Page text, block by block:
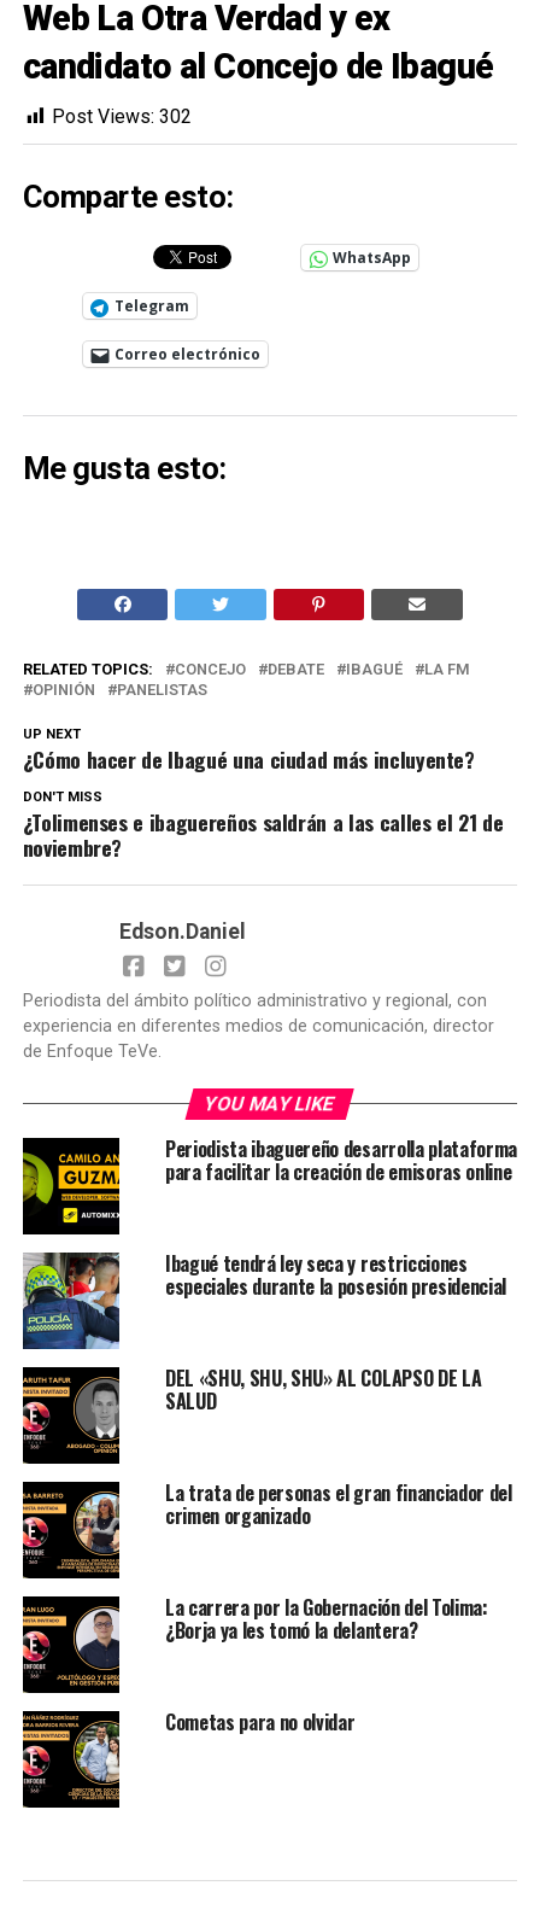
Web La Otra Verdad y ex
candidato al Concejo de Ibagué
Post Views: 302
Comparte esto:
WhatsApp
Telegram
Correo electrónico
Me gusta esto:
RELATED TOPICS: CONCEJO DEBATE IBAGUÉ
LA FM
OPINIÓN
PANELISTAS
UP NEXT
¿Cómo hacer de Ibagué una ciudad más incluyente?
DON'T MISS
¿Tolimenses e ibaguereños saldrán a las calles el 21 de
noviembre?
Edson.Daniel
Periodista del ámbito político administrativo y regional, con
experiencia en diferentes medios de comunicación, director
de Enfoque TeVe.
YOU MAY LIKE
Periodista ibaguereño desarrolla plataforma
para facilitar la creación de emisoras online
Ibagué tendrá ley seca y restricciones
especiales durante la posesión presidencial
DEL «SHU, SHU, SHU» AL COLAPSO DE LA
SALUD
La trata de personas el gran financiador del
crimen organizado
La carrera por la Gobernación del Tolima:
¿Borja ya les tomó la delantera?
Cometas para no olvidar